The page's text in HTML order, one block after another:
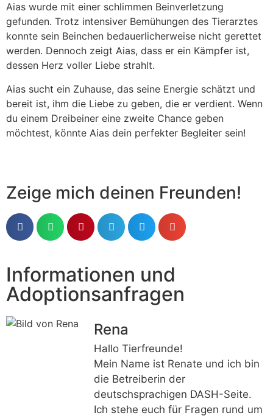
Aias wurde mit einer schlimmen Beinverletzung
gefunden. Trotz intensiver Bemühungen des Tierarztes
konnte sein Beinchen bedauerlicherweise nicht gerettet
werden. Dennoch zeigt Aias, dass er ein Kämpfer ist,
dessen Herz voller Liebe strahlt.
Aias sucht ein Zuhause, das seine Energie schätzt und
bereit ist, ihm die Liebe zu geben, die er verdient. Wenn
du einem Dreibeiner eine zweite Chance geben
möchtest, könnte Aias dein perfekter Begleiter sein!
Zeige mich deinen Freunden!
Informationen und
Adoptionsanfragen
Rena
Hallo Tierfreunde!
Mein Name ist Renate und ich bin
die Betreiberin der
deutschsprachigen DASH-Seite.
Ich stehe euch für Fragen rund um